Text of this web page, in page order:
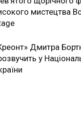
мистецтва
Дмитра
у